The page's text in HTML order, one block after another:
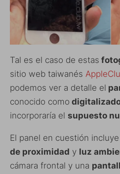
Tal es el caso de estas
sitio web taiwanés
podemos ver a detalle el
conocido como
incorporaría el supuesto
El panel en cuestión
de proximidad y luz
cámara frontal y una